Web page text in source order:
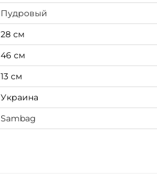
Пудровый
28 см
46 см
13 см
Украина
Sambag